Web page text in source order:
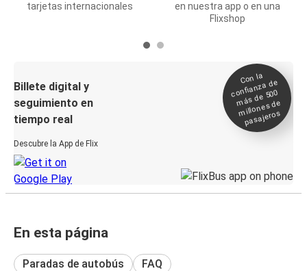
tarjetas internacionales
en nuestra app o en una
Flixshop
Billete digital y
seguimiento en
tiempo real
Descubre la App de Flix
Con la
confianza de
más de 500
millones de
pasajeros
En esta página
Paradas de autobús FAQ